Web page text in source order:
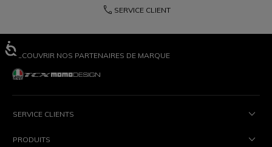
phone SERVICE CLIENT
DÉCOUVRIR NOS PARTENAIRES DE MARQUE
SERVICE CLIENTS
PRODUITS